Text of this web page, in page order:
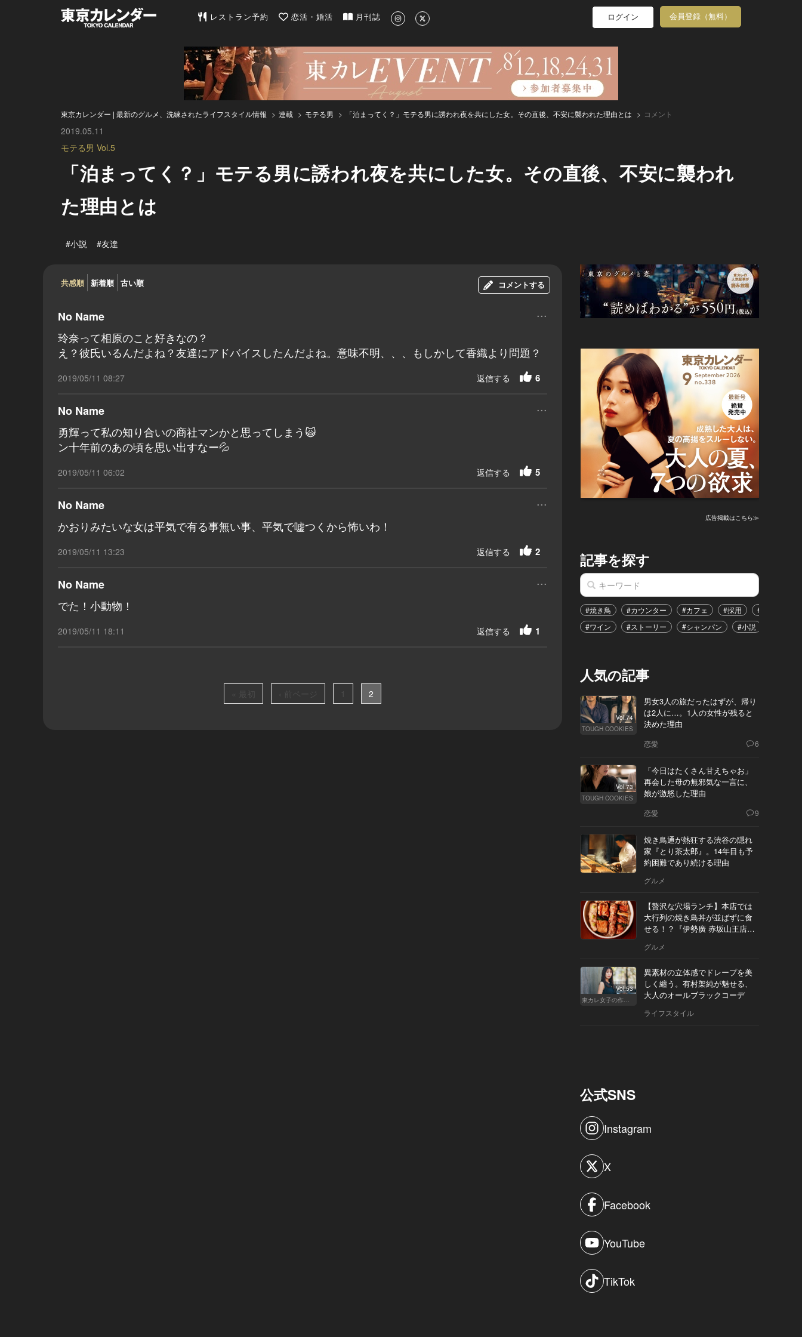
東京カレンダー | 最新のグルメ、洗練されたライフスタイル情報
レストラン予約 恋活・婚活 月刊誌 ログイン 会員登録（無料）
東京カレンダー | 最新のグルメ、洗練されたライフスタイル情報 連載 モテる男 「泊まってく？」モテる男に誘われ夜を共にした女。その直後、不安に襲われた理由とは コメント
2019.05.11
モテる男 Vol.5
「泊まってく？」モテる男に誘われ夜を共にした女。その直後、不安に襲われ
た理由とは
#小説 #友達
共感順 新着順 古い順 コメントする
No Name ...
玲奈って相原のこと好きなの？
え？彼氏いるんだよね？友達にアドバイスしたんだよね。意味不明、、、もしかして香織より問題？
2019/05/11 08:27 6
返信する
No Name ...
勇輝って私の知り合いの商社マンかと思ってしまう🙀
ン十年前のあの頃を思い出すなー💦
2019/05/11 06:02 5
返信する
No Name ...
かおりみたいな女は平気で有る事無い事、平気で嘘つくから怖いわ！
2019/05/11 13:23 2
返信する
No Name ...
でた！小動物！
2019/05/11 18:11 1
返信する
« 最初 ‹ 前ページ 2
広告掲載はこちら≫
記事を探す
#焼き鳥 #カウンター #カフェ #採用 #恋愛
#ワイン
#ストーリー #シャンパン #小説
人気の記事
Vol.74
TOUGH COOKIES
男女3人の旅だったはずが、帰り
は2人に…。1人の女性が残ると
決めた理由
恋愛 6
Vol.73
TOUGH COOKIES
「今日はたくさん甘えちゃお」
再会した母の無邪気な一言に、
娘が激怒した理由
恋愛 9
焼き鳥通が熱狂する渋谷の隠れ
家『とり茶太郎』。14年目も予
約困難であり続ける理由
グルメ
【贅沢な穴場ランチ】本店では
大行列の焼き鳥丼が並ばずに食
せる！？『伊勢廣 赤坂山王店』
グルメ
Vol.53
東カレ女子の作り方
異素材の立体感でドレープを美
しく纏う。有村架純が魅せる、
大人のオールブラックコーデ
ライフスタイル
公式SNS
Instagram
X
Facebook
YouTube
TikTok